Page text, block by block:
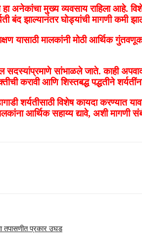
हा अनेकांचा मुख्य व्यवसाय राहिला
बंद झाल्यानंतर घोड्यांची मागणी
यासाठी मालकांनी मोठी
सांभाळले जाते. काही
करावी आणि शिस्तबद्ध पद्धतीने शर्यतींना
शर्यतीसाठी विशेष कायदा
आर्थिक सहाय्य द्यावे, अशी
तपासणीत प्रकार उघड